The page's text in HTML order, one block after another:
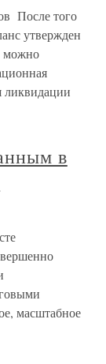
После того
утвержден
можно
ликвидации
в
масштабное